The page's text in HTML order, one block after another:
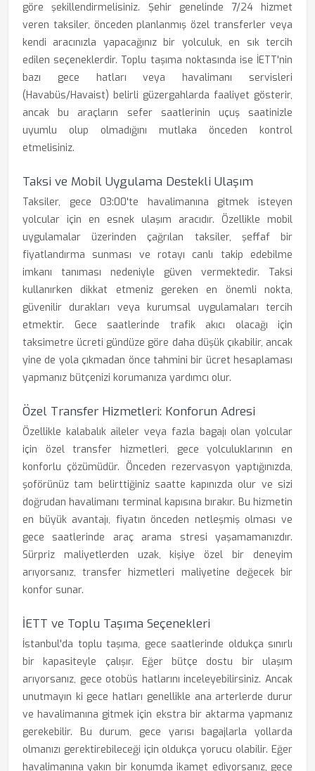
göre şekillendirmelisiniz. Şehir genelinde 7/24 hizmet
veren taksiler, önceden planlanmış özel transferler veya
kendi aracınızla yapacağınız bir yolculuk, en sık tercih
edilen seçeneklerdir. Toplu taşıma noktasında ise İETT'nin
bazı gece hatları veya havalimanı servisleri
(Havabüs/Havaist) belirli güzergahlarda faaliyet gösterir,
ancak bu araçların sefer saatlerinin uçuş saatinizle
uyumlu olup olmadığını mutlaka önceden kontrol
etmelisiniz.
Taksi ve Mobil Uygulama Destekli Ulaşım
Taksiler, gece 03:00'te havalimanına gitmek isteyen
yolcular için en esnek ulaşım aracıdır. Özellikle mobil
uygulamalar üzerinden çağrılan taksiler, şeffaf bir
fiyatlandırma sunması ve rotayı canlı takip edebilme
imkanı tanıması nedeniyle güven vermektedir. Taksi
kullanırken dikkat etmeniz gereken en önemli nokta,
güvenilir durakları veya kurumsal uygulamaları tercih
etmektir. Gece saatlerinde trafik akıcı olacağı için
taksimetre ücreti gündüze göre daha düşük çıkabilir, ancak
yine de yola çıkmadan önce tahmini bir ücret hesaplaması
yapmanız bütçenizi korumanıza yardımcı olur.
Özel Transfer Hizmetleri: Konforun Adresi
Özellikle kalabalık aileler veya fazla bagajı olan yolcular
için özel transfer hizmetleri, gece yolculuklarının en
konforlu çözümüdür. Önceden rezervasyon yaptığınızda,
şoförünüz tam belirttiğiniz saatte kapınızda olur ve sizi
doğrudan havalimanı terminal kapısına bırakır. Bu hizmetin
en büyük avantajı, fiyatın önceden netleşmiş olması ve
gece saatlerinde araç arama stresi yaşamamanızdır.
Sürpriz maliyetlerden uzak, kişiye özel bir deneyim
arıyorsanız, transfer hizmetleri maliyetine değecek bir
konfor sunar.
İETT ve Toplu Taşıma Seçenekleri
İstanbul'da toplu taşıma, gece saatlerinde oldukça sınırlı
bir kapasiteyle çalışır. Eğer bütçe dostu bir ulaşım
arıyorsanız, gece otobüs hatlarını inceleyebilirsiniz. Ancak
unutmayın ki gece hatları genellikle ana arterlerde durur
ve havalimanına gitmek için ekstra bir aktarma yapmanız
gerekebilir. Bu durum, gece yarısı bagajlarla yollarda
olmanızı gerektirebileceği için oldukça yorucu olabilir. Eğer
havalimanına yakın bir konumda ikamet ediyorsanız, gece